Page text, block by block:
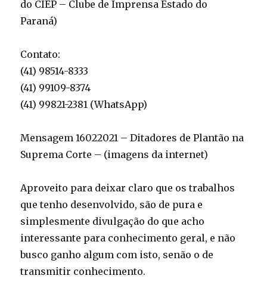
do CIEP – Clube de Imprensa Estado do
Paraná)
Contato:
(41) 98514-8333
(41) 99109-8374
(41) 99821-2381 (WhatsApp)
Mensagem 16022021 – Ditadores de Plantão na
Suprema Corte – (imagens da internet)
Aproveito para deixar claro que os trabalhos
que tenho desenvolvido, são de pura e
simplesmente divulgação do que acho
interessante para conhecimento geral, e não
busco ganho algum com isto, senão o de
transmitir conhecimento.